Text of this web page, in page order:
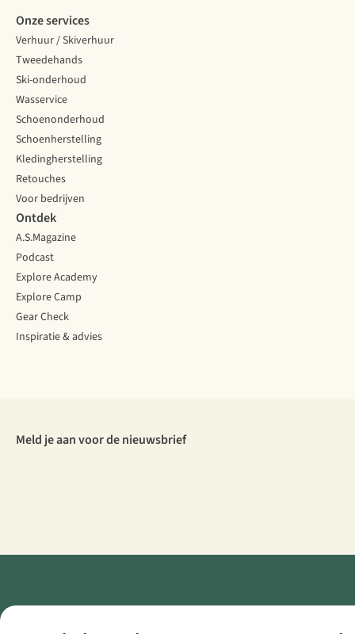
Onze services
Verhuur / Skiverhuur
Tweedehands
Ski-onderhoud
Wasservice
Schoenonderhoud
Schoenherstelling
Kledingherstelling
Retouches
Voor bedrijven
Ontdek
A.S.Magazine
Podcast
Explore Academy
Explore Camp
Gear Check
Inspiratie & advies
Meld je aan voor de nieuwsbrief
Retail Concepts